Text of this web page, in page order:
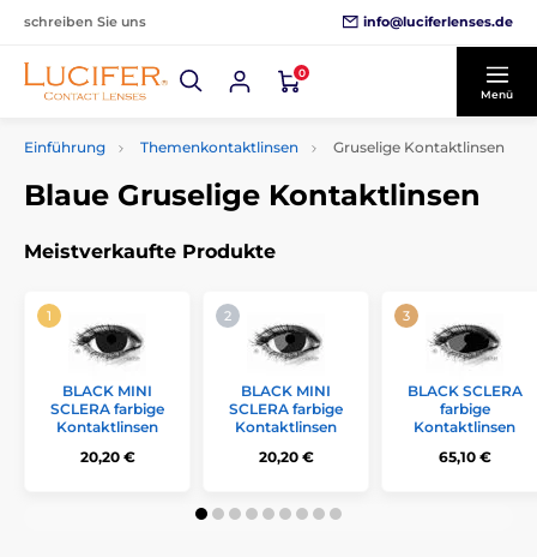
schreiben Sie uns info@luciferlenses.de
0
Menü
Einführung Themenkontaktlinsen Gruselige Kontaktlinsen
Blaue Gruselige Kontaktlinsen
Meistverkaufte Produkte
BLACK MINI
SCLERA farbige
Kontaktlinsen
20,20 €
BLACK MINI
SCLERA farbige
Kontaktlinsen
20,20 €
BLACK SCLERA
farbige
Kontaktlinsen
65,10 €